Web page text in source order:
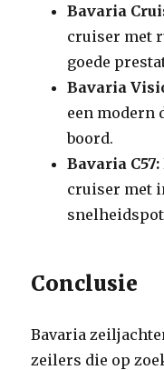
Bavaria
cruiser met
goede
Bavaria
een modern
boord.
Bavaria C57:
cruiser met
Conclusie
Bavaria
zeilers die op